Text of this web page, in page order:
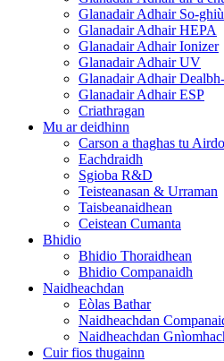
Glanadair Adhair So-
Glanadair Adhair HEPA
Glanadair Adhair Ionizer
Glanadair Adhair UV
Glanadair Adhair
Glanadair Adhair ESP
Criathragan
Mu ar deidhinn
Carson a thaghas tu
Eachdraidh
Sgioba R&D
Teisteanasan & Urraman
Taisbeanaidhean
Ceistean Cumanta
Bhidio
Bhidio Thoraidhean
Bhidio Companaidh
Naidheachdan
Eòlas Bathar
Naidheachdan
Naidheachdan
Cuir fios thugainn